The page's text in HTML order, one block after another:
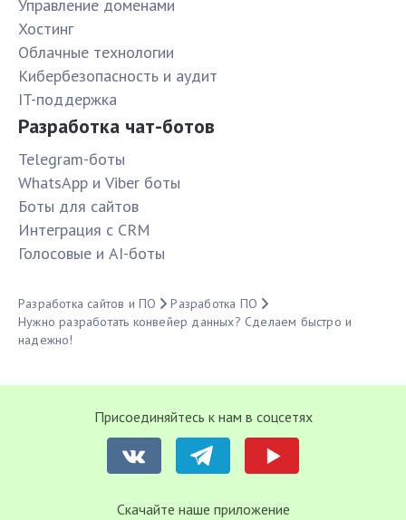
Управление доменами
Хостинг
Облачные технологии
Кибербезопасность и аудит
IT-поддержка
Разработка чат-ботов
Telegram-боты
WhatsApp и Viber боты
Боты для сайтов
Интеграция с CRM
Голосовые и AI-боты
Разработка сайтов и ПО
Разработка ПО
Нужно разработать конвейер данных? Сделаем быстро и
надежно!
Присоединяйтесь к нам в соцсетях
Cкачайте наше приложение